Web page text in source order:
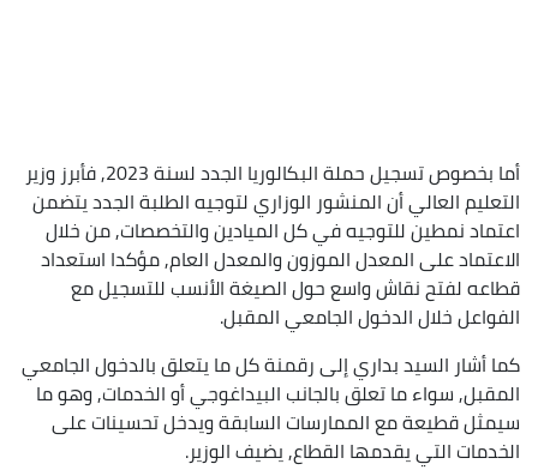
أما بخصوص تسجيل حملة البكالوريا الجدد لسنة 2023, فأبرز وزير
التعليم العالي أن المنشور الوزاري لتوجيه الطلبة الجدد يتضمن
اعتماد نمطين للتوجيه في كل الميادين والتخصصات, من خلال
الاعتماد على المعدل الموزون والمعدل العام, مؤكدا استعداد
قطاعه لفتح نقاش واسع حول الصيغة الأنسب للتسجيل مع
الفواعل خلال الدخول الجامعي المقبل.
كما أشار السيد بداري إلى رقمنة كل ما يتعلق بالدخول الجامعي
المقبل, سواء ما تعلق بالجانب البيداغوجي أو الخدمات, وهو ما
سيمثل قطيعة مع الممارسات السابقة ويدخل تحسينات على
الخدمات التي يقدمها القطاع, يضيف الوزير.